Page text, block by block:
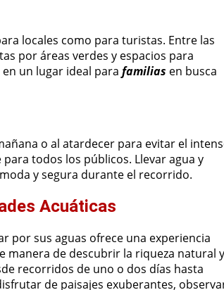
locales como para turistas. Entre las
por áreas verdes y espacios para
un lugar ideal para familias en busca
o al atardecer para evitar el
para todos los públicos. Llevar agua y
y segura durante el recorrido.
Acuáticas
por sus aguas ofrece una experiencia
manera de descubrir la riqueza natural y
recorridos de uno o dos días hasta
de paisajes exuberantes,